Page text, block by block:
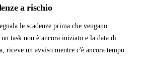
a rischio
le scadenze prima che vengano
task non è ancora iniziato e la data di
riceve un avviso mentre c'è ancora tempo